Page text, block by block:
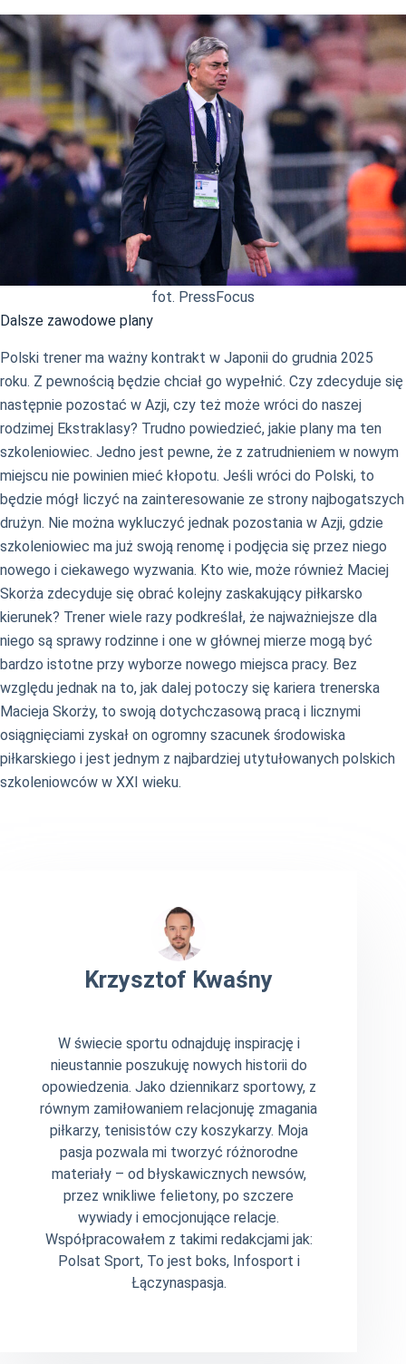
fot. PressFocus
Dalsze zawodowe plany
Polski trener ma ważny kontrakt w Japonii do grudnia 2025
roku. Z pewnością będzie chciał go wypełnić. Czy zdecyduje się
następnie pozostać w Azji, czy też może wróci do naszej
rodzimej Ekstraklasy? Trudno powiedzieć, jakie plany ma ten
szkoleniowiec. Jedno jest pewne, że z zatrudnieniem w nowym
miejscu nie powinien mieć kłopotu. Jeśli wróci do Polski, to
będzie mógł liczyć na zainteresowanie ze strony najbogatszych
drużyn. Nie można wykluczyć jednak pozostania w Azji, gdzie
szkoleniowiec ma już swoją renomę i podjęcia się przez niego
nowego i ciekawego wyzwania. Kto wie, może również Maciej
Skorża zdecyduje się obrać kolejny zaskakujący piłkarsko
kierunek? Trener wiele razy podkreślał, że najważniejsze dla
niego są sprawy rodzinne i one w głównej mierze mogą być
bardzo istotne przy wyborze nowego miejsca pracy. Bez
względu jednak na to, jak dalej potoczy się kariera trenerska
Macieja Skorży, to swoją dotychczasową pracą i licznymi
osiągnięciami zyskał on ogromny szacunek środowiska
piłkarskiego i jest jednym z najbardziej utytułowanych polskich
szkoleniowców w XXI wieku.
Krzysztof Kwaśny
W świecie sportu odnajduję inspirację i
nieustannie poszukuję nowych historii do
opowiedzenia. Jako dziennikarz sportowy, z
równym zamiłowaniem relacjonuję zmagania
piłkarzy, tenisistów czy koszykarzy. Moja
pasja pozwala mi tworzyć różnorodne
materiały – od błyskawicznych newsów,
przez wnikliwe felietony, po szczere
wywiady i emocjonujące relacje.
Współpracowałem z takimi redakcjami jak:
Polsat Sport, To jest boks, Infosport i
Łączynaspasja.